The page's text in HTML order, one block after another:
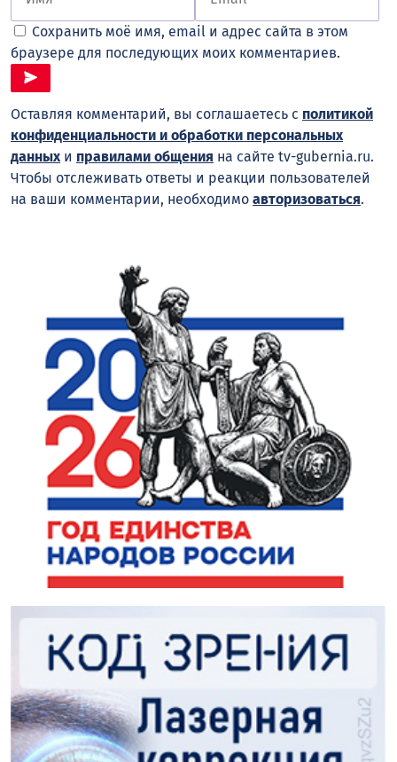
Сохранить моё имя, email и адрес сайта в этом
браузере для последующих моих комментариев.
Оставляя комментарий, вы соглашаетесь с политикой
конфиденциальности и обработки персональных
данных и правилами общения на сайте tv-gubernia.ru.
Чтобы отслеживать ответы и реакции пользователей
на ваши комментарии, необходимо авторизоваться.